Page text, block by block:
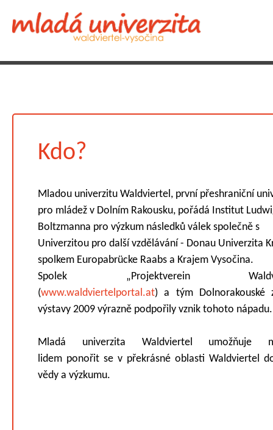
Kdo?
Mladou univerzitu Waldviertel, první přeshraniční
pro mládež v Dolním Rakousku, pořádá Institut
Boltzmanna pro výzkum následků válek společně s
Univerzitou pro další vzdělávání - Donau Univerzita
spolkem Europabrücke Raabs a Krajem Vysočina.
Spolek „Projektverein
(www.waldviertelportal.at) a tým Dolnorakouské
výstavy 2009 výrazně podpořily vznik tohoto nápadu.
Mladá univerzita Waldviertel umožňuje
lidem ponořit se v překrásné oblasti Waldviertel
vědy a výzkumu.